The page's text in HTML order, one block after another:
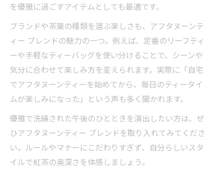
を優雅に過ごすアイテムとしても最適です。
ブランドや茶葉の種類を選ぶ楽しさも、アフタヌーンテ
ィー ブレンドの魅力の一つ。例えば、定番のリーフティ
ーや手軽なティーバッグを使い分けることで、シーンや
気分に合わせて楽しみ方を変えられます。実際に「自宅
でアフタヌーンティーを始めてから、毎日のティータイ
ムが楽しみになった」という声も多く聞かれます。
優雅で洗練された午後のひとときを演出したい方は、ぜ
ひアフタヌーンティー ブレンドを取り入れてみてくださ
い。ルールやマナーにこだわりすぎず、自分らしいスタ
イルで紅茶の奥深さを体感しましょう。